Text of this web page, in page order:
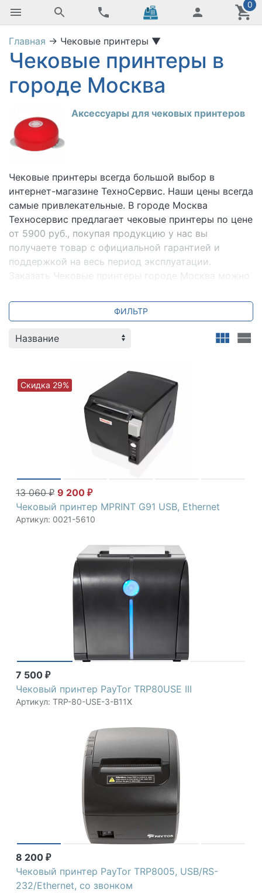
0
Главная → Чековые принтеры ▼
Чековые принтеры в
городе Москва
Аксессуары для чековых принтеров
Чековые принтеры всегда большой выбор в
интернет-магазине ТехноСервис. Наши цены всегда
самые привлекательные. В городе Москва
Техносервис предлагает чековые принтеры по цене
от 5900 руб., покупая продукцию у нас вы
получаете товар с официальной гарантией и
поддержкой на весь период эксплуатации.
Заказать Чековые принтеры городе Москва можно
специальные предложения и акции. Мы всегда
готовы ответить на ваши вопросы по телефону +7
(800) 2018-054.
MERTECH | Штрих-
Paytor | G-
Sewoo posiflex
ФИЛЬТР
13 060₽ 9 200 ₽
Чековый принтер MPRINT G91 USB, Ethernet
Артикул: 0021-5610
Скидка 29%
7 500 ₽
Чековый принтер PayTor TRP80USE III
Артикул: TRP-80-USE-3-B11X
8 200 ₽
Чековый принтер PayTor TRP8005, USB/RS-
232/Ethernet, со звонком